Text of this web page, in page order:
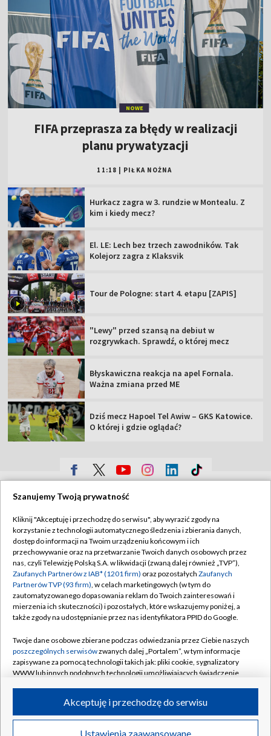
NOWE
FIFA przeprasza za błędy w realizacji
planu prywatyzacji
11:18 PIŁKA NOŻNA
Hurkacz zagra w 3. rundzie w Montealu. Z
kim i kiedy mecz?
El. LE: Lech bez trzech zawodników. Tak
Kolejorz zagra z Klaksvik
Tour de Pologne: start 4. etapu [ZAPIS]
"Lewy" przed szansą na debiut w
rozgrywkach. Sprawdź, o której mecz
Błyskawiczna reakcja na apel Fornala.
Ważna zmiana przed ME
Dziś mecz Hapoel Tel Awiw – GKS Katowice.
O której i gdzie oglądać?
Sklep TVP
Biuro Reklamy
Oferta Handlowa
Telegazeta ogłoszenia
Emisja w TVP
Ogłoszenia przetargowe
Akademia Telewizyjna
Centrum informacji TVP
System NOS
Polityka prywatności
Moje zgody
Biuro reklamy
Kontakt
©2026 Telewizja Polska Spółka Akcyjna w likwidacji
Szanujemy Twoją prywatność
Kliknij "Akceptuję i przechodzę do serwisu", aby wyrazić zgody na
korzystanie z technologii automatycznego śledzenia i zbierania danych,
dostęp do informacji na Twoim urządzeniu końcowym i ich
przechowywanie oraz na przetwarzanie Twoich danych osobowych przez
nas, czyli Telewizję Polską S.A. w likwidacji (zwaną dalej również „TVP”),
Zaufanych Partnerów z IAB* (1201 firm) oraz pozostałych Zaufanych
Partnerów TVP (93 firm), w celach marketingowych (w tym do
zautomatyzowanego dopasowania reklam do Twoich zainteresowań i
mierzenia ich skuteczności) i pozostałych, które wskazujemy poniżej, a
także zgody na udostępnianie przez nas identyfikatora PPID do Google.
Twoje dane osobowe zbierane podczas odwiedzania przez Ciebie naszych
poszczególnych serwisówzwanych dalej „Portalem”, w tym informacje
zapisywane za pomocą technologii takich jak: pliki cookie, sygnalizatory
WWW lub innych podobnych technologii umożliwiających świadczenie
ruchu w Internecie.
Twoje dane osobowe zbierane podczas odwiedzania przez Ciebie
Ustawienia zaawansowane
Akceptuję i przechodzę do serwisu